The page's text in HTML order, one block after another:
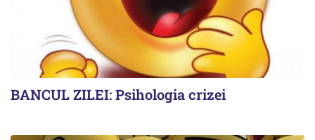
BANCUL ZILEI: Psihologia crizei